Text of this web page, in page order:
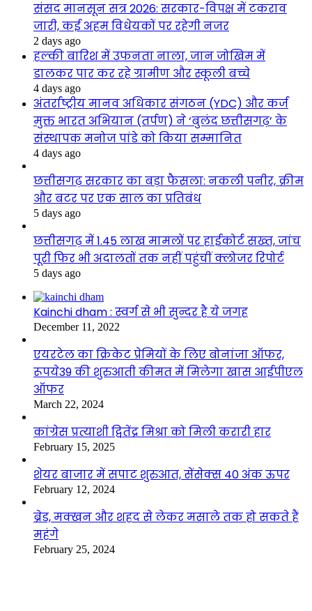
संसद मानसून सत्र 2026: सरकार-विपक्ष में टकराव
जारी, कई अहम विधेयकों पर रहेगी नजर
2 days ago
हल्की बारिश में उफनता नाला, जान जोखिम में
डालकर पार कर रहे ग्रामीण और स्कूली बच्चे
4 days ago
अंतर्राष्ट्रीय मानव अधिकार संगठन (YDC) और कर्ज
मुक्त भारत अभियान (तर्पण) ने ‘बुलंद छत्तीसगढ़’ के
संस्थापक मनोज पांडे को किया सम्मानित
4 days ago
छत्तीसगढ़ सरकार का बड़ा फैसला: नकली पनीर, क्रीम
और बटर पर एक साल का प्रतिबंध
5 days ago
छत्तीसगढ़ में 1.45 लाख मामलों पर हाईकोर्ट सख्त, जांच
पूरी फिर भी अदालतों तक नहीं पहुंचीं क्लोजर रिपोर्ट
5 days ago
Kainchi dham : स्वर्ग से भी सुन्दर है ये जगह
December 11, 2022
एयरटेल का क्रिकेट प्रेमियों के लिए बोनांजा ऑफर,
रूपये39 की शुरुआती कीमत में मिलेगा खास आईपीएल
ऑफर
March 22, 2024
कांग्रेस प्रत्याशी द्वितेंद्र मिश्रा को मिली करारी हार
February 15, 2025
शेयर बाजार में सपाट शुरुआत, सेंसेक्स 40 अंक ऊपर
February 12, 2024
ब्रेड, मक्खन और शहद से लेकर मसाले तक हो सकते हैं
महंगे
February 25, 2024